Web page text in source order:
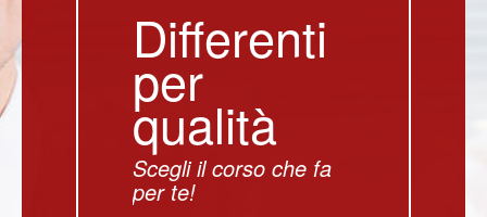
Differenti
per
qualità
Scegli il corso che fa
per te!